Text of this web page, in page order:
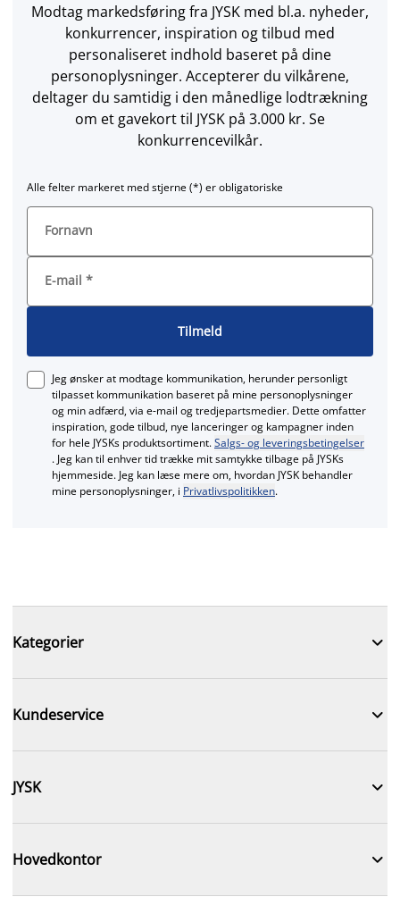
Modtag markedsføring fra JYSK med bl.a. nyheder,
konkurrencer, inspiration og tilbud med
personaliseret indhold baseret på dine
personoplysninger. Accepterer du vilkårene,
deltager du samtidig i den månedlige lodtrækning
om et gavekort til JYSK på 3.000 kr. Se
konkurrencevilkår.
Alle felter markeret med stjerne (*) er obligatoriske
Fornavn
E-mail *
Tilmeld
Jeg ønsker at modtage kommunikation, herunder personligt
tilpasset kommunikation baseret på mine personoplysninger
og min adfærd, via e‑mail og tredjepartsmedier. Dette omfatter
inspiration, gode tilbud, nye lanceringer og kampagner inden
for hele JYSKs produktsortiment.Salgs- og leveringsbetingelser
. Jeg kan til enhver tid trække mit samtykke tilbage på JYSKs
hjemmeside. Jeg kan læse mere om, hvordan JYSK behandler
mine personoplysninger, i Privatlivspolitikken.
Kategorier 
Kundeservice 
JYSK 
Hovedkontor 